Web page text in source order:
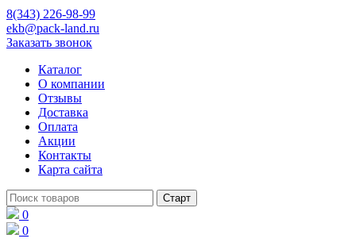
8(343) 226-98-99
ekb@pack-land.ru
Заказать звонок
Каталог
О компании
Отзывы
Доставка
Оплата
Акции
Контакты
Карта сайта
0
0